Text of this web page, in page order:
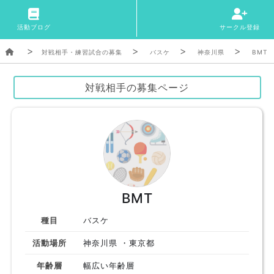
活動ブログ サークル登録
対戦相手・練習試合の募集 バスケ 神奈川県 BMT
対戦相手の募集ページ
BMT
種目 バスケ
活動場所 神奈川県 ・東京都
年齢層 幅広い年齢層